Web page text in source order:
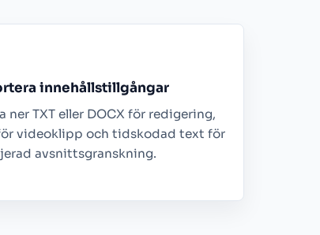
innehållstillgångar
ner TXT eller DOCX för redigering,
videoklipp och tidskodad text för
avsnittsgranskning.